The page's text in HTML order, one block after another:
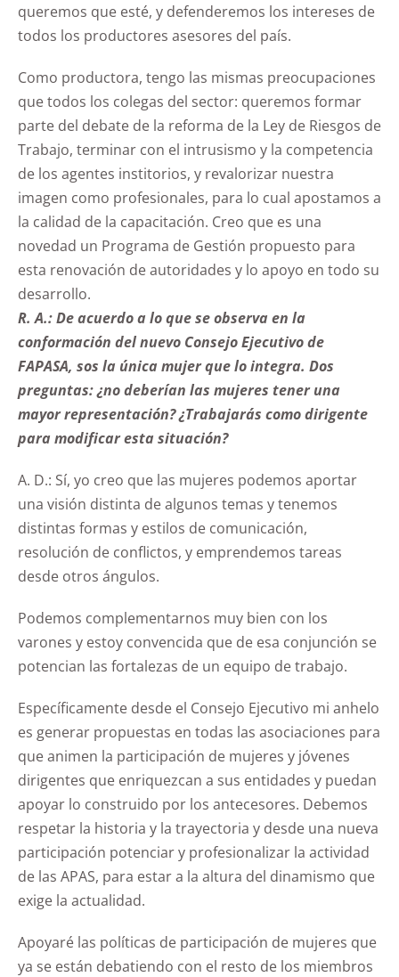
queremos que esté, y defenderemos los intereses de
todos los productores asesores del país.
Como productora, tengo las mismas preocupaciones
que todos los colegas del sector: queremos formar
parte del debate de la reforma de la Ley de Riesgos de
Trabajo, terminar con el intrusismo y la competencia
de los agentes institorios, y revalorizar nuestra
imagen como profesionales, para lo cual apostamos a
la calidad de la capacitación. Creo que es una
novedad un Programa de Gestión propuesto para
esta renovación de autoridades y lo apoyo en todo su
desarrollo.
R. A.: De acuerdo a lo que se observa en la
conformación del nuevo Consejo Ejecutivo de
FAPASA, sos la única mujer que lo integra. Dos
preguntas: ¿no deberían las mujeres tener una
mayor representación? ¿Trabajarás como dirigente
para modificar esta situación?
A. D.: Sí, yo creo que las mujeres podemos aportar
una visión distinta de algunos temas y tenemos
distintas formas y estilos de comunicación,
resolución de conflictos, y emprendemos tareas
desde otros ángulos.
Podemos complementarnos muy bien con los
varones y estoy convencida que de esa conjunción se
potencian las fortalezas de un equipo de trabajo.
Específicamente desde el Consejo Ejecutivo mi anhelo
es generar propuestas en todas las asociaciones para
que animen la participación de mujeres y jóvenes
dirigentes que enriquezcan a sus entidades y puedan
apoyar lo construido por los antecesores. Debemos
respetar la historia y la trayectoria y desde una nueva
participación potenciar y profesionalizar la actividad
de las APAS, para estar a la altura del dinamismo que
exige la actualidad.
Apoyaré las políticas de participación de mujeres que
ya se están debatiendo con el resto de los miembros